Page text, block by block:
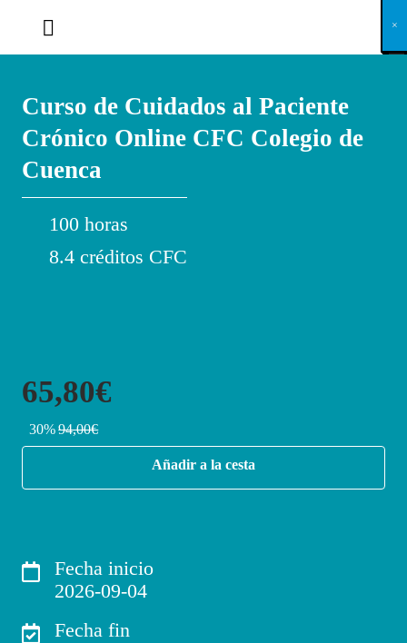
Curso de Cuidados al Paciente
Crónico Online CFC Colegio de
Cuenca
100 horas
8.4 créditos CFC
65,80€
30%94,00€
Añadir a la cesta
Fecha inicio
2026-09-04
Fecha fin
X
×
×
×
×
×
×
×
×
×
×
×
×
×
×
×
×
×
×
×
×
×
×
×
×
×
×
×
×
×
×
×
×
×
×
×
×
×
×
×
×
×
×
×
×
×
×
×
×
×
×
×
×
×
×
×
×
×
×
×
×
×
×
×
×
×
×
×
×
×
×
×
×
×
×
×
×
×
×
×
×
×
×
×
×
×
×
×
×
×
×
×
×
×
×
×
×
×
×
×
×
×
×
×
×
×
×
×
×
×
×
×
×
×
×
×
×
×
×
×
×
×
×
×
×
×
×
×
×
×
×
×
×
×
×
×
×
×
×
×
×
×
×
×
×
×
×
×
×
×
×
×
×
×
×
×
×
×
×
×
×
×
×
×
×
×
×
×
×
×
×
×
×
×
×
×
×
×
×
×
×
×
×
×
×
×
×
×
×
×
×
×
×
×
×
×
×
×
×
×
×
×
×
×
×
×
×
×
×
×
×
×
×
×
×
×
×